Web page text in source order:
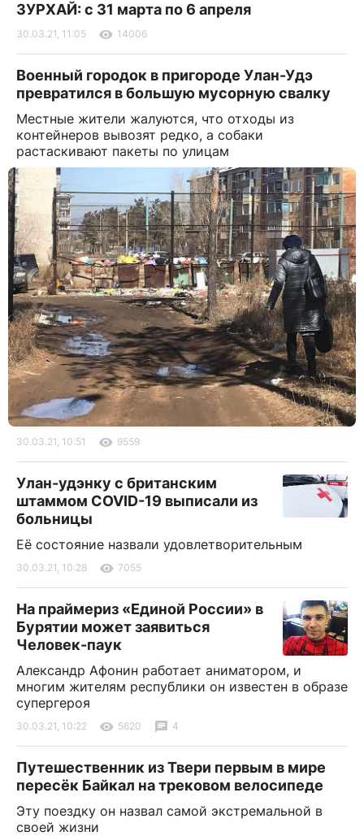
ЗУРХАЙ: с 31 марта по 6 апреля
30.03.21, 11:05 14006
Военный городок в пригороде Улан-Удэ
превратился в большую мусорную свалку
Местные жители жалуются, что отходы из
контейнеров вывозят редко, а собаки
растаскивают пакеты по улицам
30.03.21, 10:51 9559
Улан-удэнку с британским
штаммом COVID-19 выписали из
больницы
Её состояние назвали удовлетворительным
30.03.21, 10:28 7055
На праймериз «Единой России» в
Бурятии может заявиться
Человек-паук
Александр Афонин работает аниматором, и
многим жителям республики он известен в образе
супергероя
30.03.21, 10:22 5620 4
Путешественник из Твери первым в мире
пересёк Байкал на трековом велосипеде
Эту поездку он назвал самой экстремальной в
своей жизни